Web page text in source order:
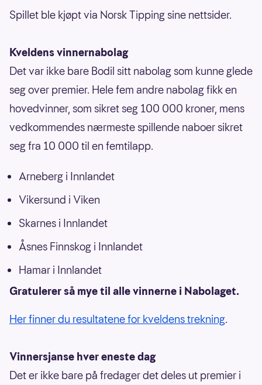
Spillet ble kjøpt via Norsk Tipping sine nettsider.
Kveldens vinnernabolag
Det var ikke bare Bodil sitt nabolag som kunne glede
seg over premier. Hele fem andre nabolag fikk en
hovedvinner, som sikret seg 100 000 kroner, mens
vedkommendes nærmeste spillende naboer sikret
seg fra 10 000 til en femtilapp.
Arneberg i Innlandet
Vikersund i Viken
Skarnes i Innlandet
Åsnes Finnskog i Innlandet
Hamar i Innlandet
Gratulerer så mye til alle vinnerne i Nabolaget.
Her finner du resultatene for kveldens trekning.
Vinnersjanse hver eneste dag
Det er ikke bare på fredager det deles ut premier i